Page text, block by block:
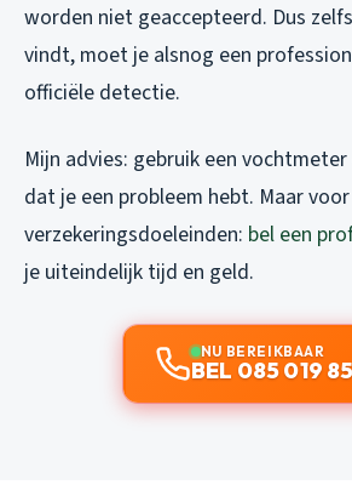
worden niet geaccepteerd. Dus
vindt, moet je alsnog een
officiële detectie.
Mijn advies: gebruik een
dat je een probleem hebt. Maar
verzekeringsdoeleinden: bel een
je uiteindelijk tijd en geld.
NU BEREIKBAAR
BEL 085 019